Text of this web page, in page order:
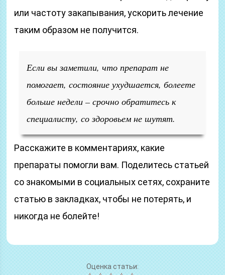
или частоту закапывания, ускорить лечение
таким образом не получится.
Если вы заметили, что препарат не
помогает, состояние ухудшается, болеете
больше недели – срочно обратитесь к
специалисту, со здоровьем не шутят.
Расскажите в комментариях, какие
препараты помогли вам. Поделитесь статьей
со знакомыми в социальных сетях, сохраните
статью в закладках, чтобы не потерять, и
никогда не болейте!
Оценка статьи: